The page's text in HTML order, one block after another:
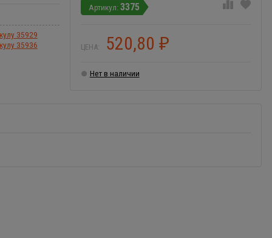
3375
ЦЕНА: 520,80₽
Нет в наличии
35929
35936